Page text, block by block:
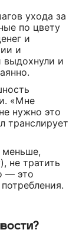
ухода за
по цвету
и
и
выдохнули и
«Мне
нужно это
транслирует
меньше,
не тратить
— это